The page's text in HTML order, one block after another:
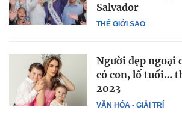
THẾ GIỚI SAO
Salvador
VĂN HÓA - GIẢI TRÍ
Người đẹp ngoại
có con, lố tuổi…
2023